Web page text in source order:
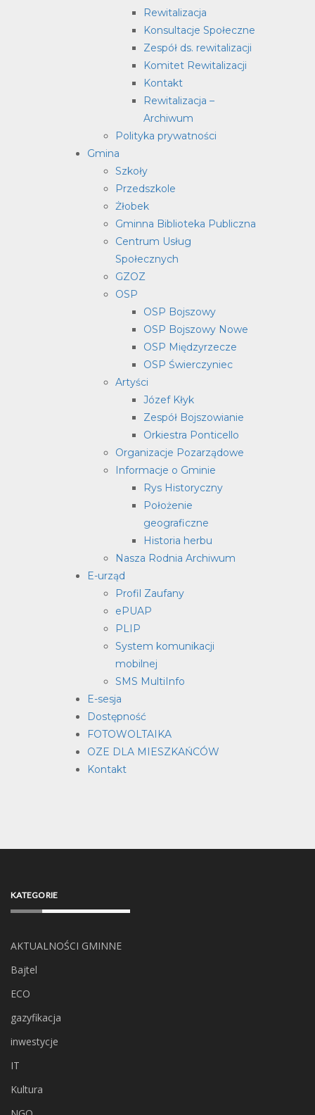
Rewitalizacja
Konsultacje Społeczne
Zespół ds. rewitalizacji
Komitet Rewitalizacji
Kontakt
Rewitalizacja –
Archiwum
Polityka prywatności
Gmina
Szkoły
Przedszkole
Żłobek
Gminna Biblioteka Publiczna
Centrum Usług
Społecznych
GZOZ
OSP
OSP Bojszowy
OSP Bojszowy Nowe
OSP Międzyrzecze
OSP Świerczyniec
Artyści
Józef Kłyk
Zespół Bojszowianie
Orkiestra Ponticello
Organizacje Pozarządowe
Informacje o Gminie
Rys Historyczny
Położenie
geograficzne
Historia herbu
Nasza Rodnia Archiwum
E-urząd
Profil Zaufany
ePUAP
PLIP
System komunikacji
mobilnej
SMS MultiInfo
E-sesja
Dostępność
FOTOWOLTAIKA
OZE DLA MIESZKAŃCÓW
Kontakt
KATEGORIE
AKTUALNOŚCI GMINNE
Bajtel
ECO
gazyfikacja
inwestycje
IT
Kultura